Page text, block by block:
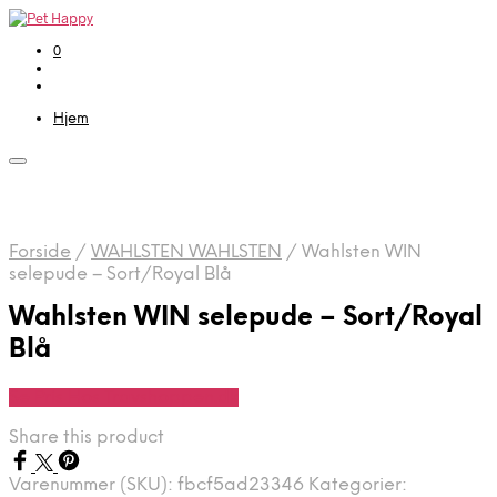
0
Hjem
Forside / WAHLSTEN WAHLSTEN / Wahlsten WIN
selepude – Sort/Royal Blå
Wahlsten WIN selepude – Sort/Royal
Blå
Share this product
Varenummer (SKU): fbcf5ad23346 Kategorier: